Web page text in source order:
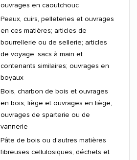
ouvrages en caoutchouc
Peaux, cuirs, pelleteries et ouvrages
en ces matières; articles de
bourrellerie ou de sellerie; articles
de voyage, sacs à main et
contenants similaires; ouvrages en
boyaux
Bois, charbon de bois et ouvrages
en bois; liège et ouvrages en liège;
ouvrages de sparterie ou de
vannerie
Pâte de bois ou d'autres matières
fibreuses cellulosiques; déchets et